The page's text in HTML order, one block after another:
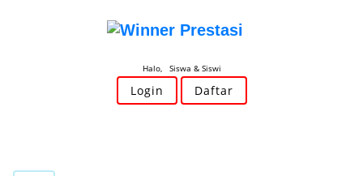
Halo, Siswa & Siswi
Login Daftar